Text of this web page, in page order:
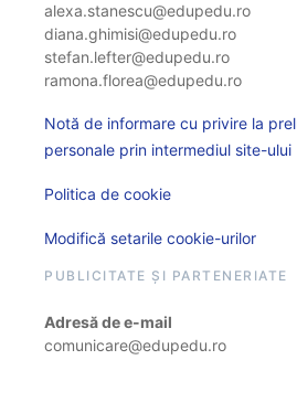
alexa.stanescu@edupedu.ro
diana.ghimisi@edupedu.ro
stefan.lefter@edupedu.ro
ramona.florea@edupedu.ro
Notă de informare cu privire la
personale prin intermediul site-ului
Politica de cookie
Modifică setarile cookie-urilor
PUBLICITATE ȘI PARTENERIATE
Adresă de e-mail
comunicare@edupedu.ro